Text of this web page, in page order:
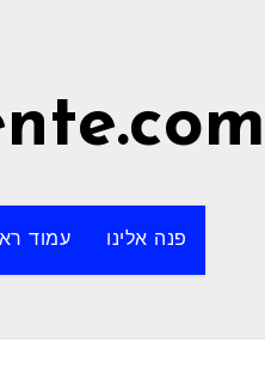
עמוד פנה אלינו